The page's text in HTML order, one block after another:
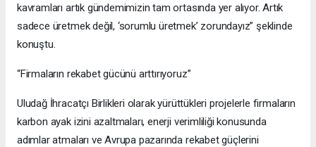
kavramları artık gündemimizin tam ortasında yer alıyor. Artık
sadece üretmek değil, ‘sorumlu üretmek’ zorundayız” şeklinde
konuştu.
“Firmaların rekabet gücünü arttırıyoruz”
Uludağ İhracatçı Birlikleri olarak yürüttükleri projelerle firmaların
karbon ayak izini azaltmaları, enerji verimliliği konusunda
adımlar atmaları ve Avrupa pazarında rekabet güçlerini